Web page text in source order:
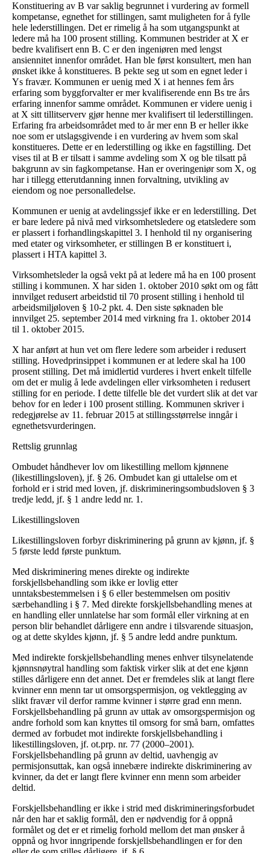
Konstituering av B var saklig begrunnet i vurdering av formell
kompetanse, egnethet for stillingen, samt muligheten for å fylle
hele lederstillingen. Det er rimelig å ha som utgangspunkt at
ledere må ha 100 prosent stilling. Kommunen bestrider at X er
bedre kvalifisert enn B. C er den ingeniøren med lengst
ansiennitet innenfor området. Han ble først konsultert, men han
ønsket ikke å konstitueres. B pekte seg ut som en egnet leder i
Ys fravær. Kommunen er uenig med X i at hennes fem års
erfaring som byggforvalter er mer kvalifiserende enn Bs tre års
erfaring innenfor samme området. Kommunen er videre uenig i
at X sitt tillitserverv gjør henne mer kvalifisert til lederstillingen.
Erfaring fra arbeidsområdet med to år mer enn B er heller ikke
noe som er utslagsgivende i en vurdering av hvem som skal
konstitueres. Dette er en lederstilling og ikke en fagstilling. Det
vises til at B er tilsatt i samme avdeling som X og ble tilsatt på
bakgrunn av sin fagkompetanse. Han er overingeniør som X, og
har i tillegg etterutdanning innen forvaltning, utvikling av
eiendom og noe personalledelse.
Kommunen er uenig at avdelingssjef ikke er en lederstilling. Det
er bare ledere på nivå med virksomhetsledere og etatsledere som
er plassert i forhandlingskapittel 3. I henhold til ny organisering
med etater og virksomheter, er stillingen B er konstituert i,
plassert i HTA kapittel 3.
Virksomhetsleder la også vekt på at ledere må ha en 100 prosent
stilling i kommunen. X har siden 1. oktober 2010 søkt om og fått
innvilget redusert arbeidstid til 70 prosent stilling i henhold til
arbeidsmiljøloven § 10-2 pkt. 4. Den siste søknaden ble
innvilget 25. september 2014 med virkning fra 1. oktober 2014
til 1. oktober 2015.
X har anført at hun vet om flere ledere som arbeider i redusert
stilling. Hovedprinsippet i kommunen er at ledere skal ha 100
prosent stilling. Det må imidlertid vurderes i hvert enkelt tilfelle
om det er mulig å lede avdelingen eller virksomheten i redusert
stilling for en periode. I dette tilfelle ble det vurdert slik at det var
behov for en leder i 100 prosent stilling. Kommunen skriver i
redegjørelse av 11. februar 2015 at stillingsstørrelse inngår i
egnethetsvurderingen.
Rettslig grunnlag
Ombudet håndhever lov om likestilling mellom kjønnene
(likestillingsloven), jf. § 26. Ombudet kan gi uttalelse om et
forhold er i strid med loven, jf. diskrimineringsombudsloven § 3
tredje ledd, jf. § 1 andre ledd nr. 1.
Likestillingsloven
Likestillingsloven forbyr diskriminering på grunn av kjønn, jf. §
5 første ledd første punktum.
Med diskriminering menes direkte og indirekte
forskjellsbehandling som ikke er lovlig etter
unntaksbestemmelsen i § 6 eller bestemmelsen om positiv
særbehandling i § 7. Med direkte forskjellsbehandling menes at
en handling eller unnlatelse har som formål eller virkning at en
person blir behandlet dårligere enn andre i tilsvarende situasjon,
og at dette skyldes kjønn, jf. § 5 andre ledd andre punktum.
Med indirekte forskjellsbehandling menes enhver tilsynelatende
kjønnsnøytral handling som faktisk virker slik at det ene kjønn
stilles dårligere enn det annet. Det er fremdeles slik at langt flere
kvinner enn menn tar ut omsorgspermisjon, og vektlegging av
slikt fravær vil derfor ramme kvinner i større grad enn menn.
Forskjellsbehandling på grunn av uttak av omsorgspermisjon og
andre forhold som kan knyttes til omsorg for små barn, omfattes
dermed av forbudet mot indirekte forskjellsbehandling i
likestillingsloven, jf. ot.prp. nr. 77 (2000–2001).
Forskjellsbehandling på grunn av deltid, uavhengig av
permisjonsuttak, kan også innebære indirekte diskriminering av
kvinner, da det er langt flere kvinner enn menn som arbeider
deltid.
Forskjellsbehandling er ikke i strid med diskrimineringsforbudet
når den har et saklig formål, den er nødvendig for å oppnå
formålet og det er et rimelig forhold mellom det man ønsker å
oppnå og hvor inngripende forskjellsbehandlingen er for den